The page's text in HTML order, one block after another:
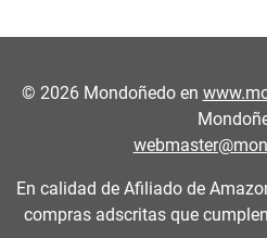
© 2026Mondoñedo en
En calidad de Afiliado de
compras adscritas que